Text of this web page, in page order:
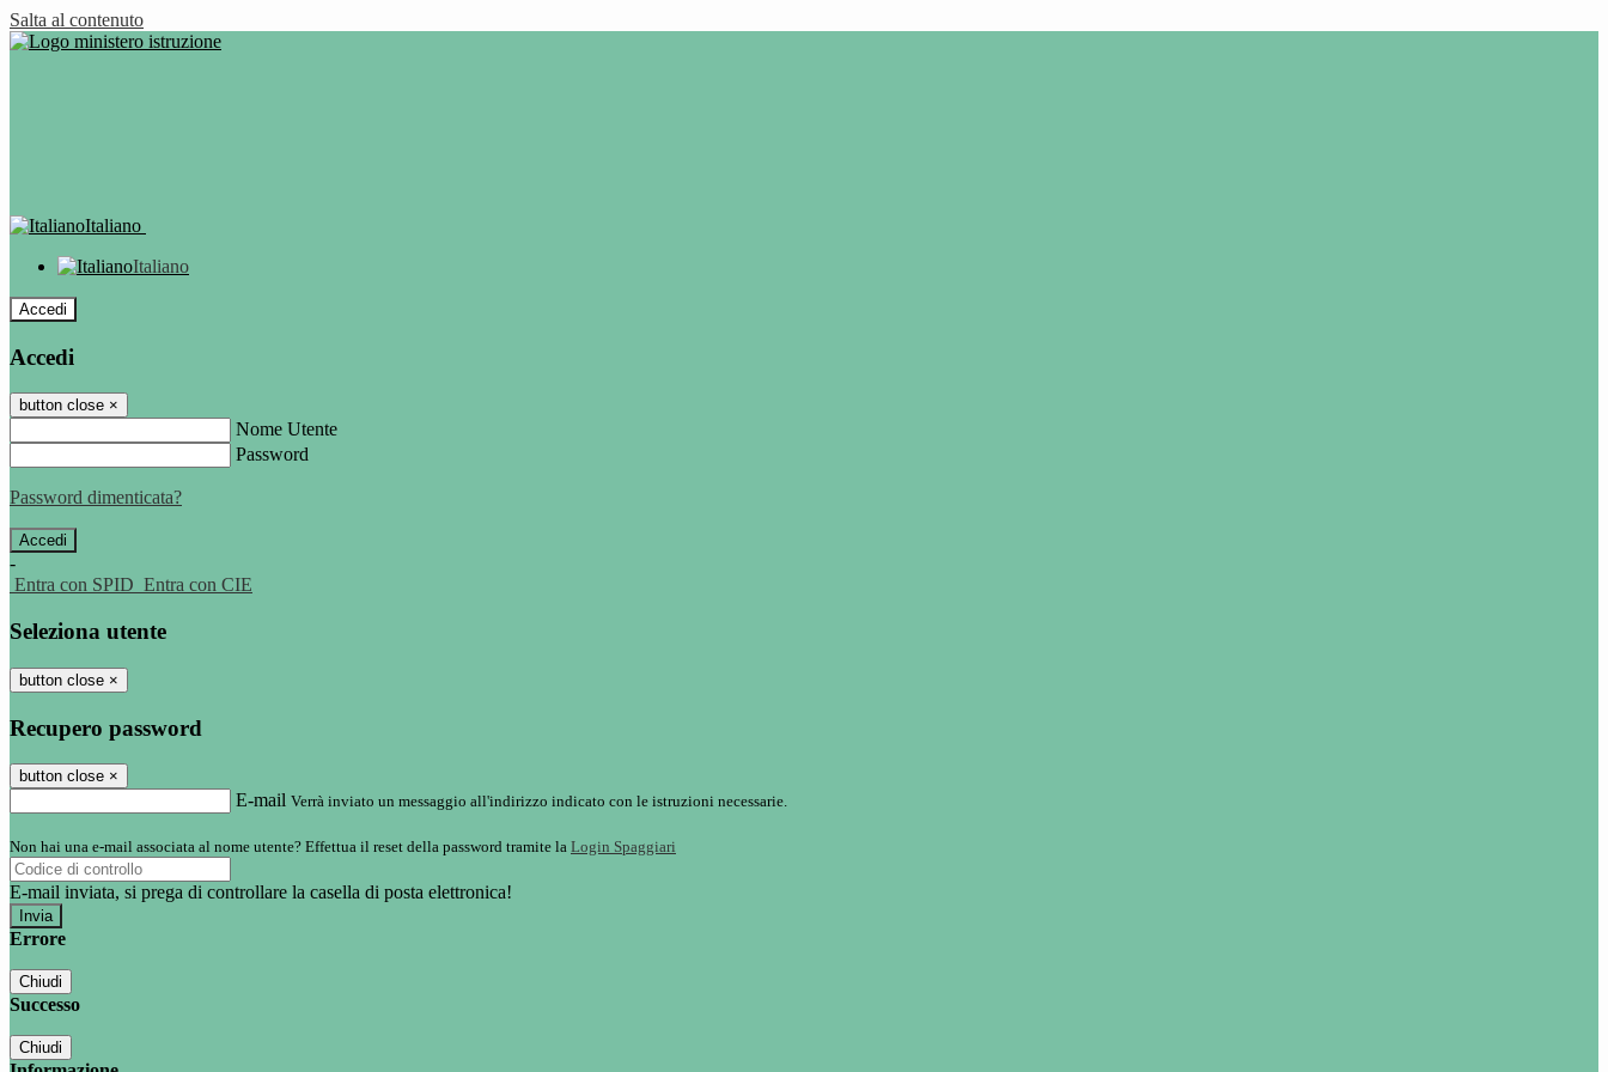
Salta al contenuto
Italiano
Italiano
Accedi
Accedi
button close ×
Nome Utente
Password
Password dimenticata?
-
Entra con SPID Entra con CIE
Seleziona utente
button close ×
Recupero password
button close ×
E-mail Verrà inviato un messaggio all'indirizzo indicato con le istruzioni necessarie.
Non hai una e-mail associata al nome utente? Effettua il reset della password tramite la Login Spaggiari
E-mail inviata, si prega di controllare la casella di posta elettronica!
Errore
Chiudi
Successo
Chiudi